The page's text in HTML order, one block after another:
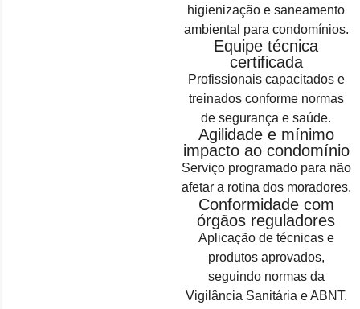
higienização e saneamento
ambiental para condomínios.
Equipe técnica
certificada
Profissionais capacitados e
treinados conforme normas
de segurança e saúde.
Agilidade e mínimo
impacto ao condomínio
Serviço programado para não
afetar a rotina dos moradores.
Conformidade com
órgãos reguladores
Aplicação de técnicas e
produtos aprovados,
seguindo normas da
Vigilância Sanitária e ABNT.